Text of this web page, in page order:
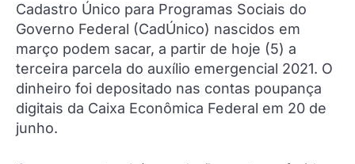
Cadastro Único para Programas Sociais do
Governo Federal (CadÚnico) nascidos em
março podem sacar, a partir de hoje (5) a
terceira parcela do auxílio emergencial 2021. O
dinheiro foi depositado nas contas poupança
digitais da Caixa Econômica Federal em 20 de
junho.